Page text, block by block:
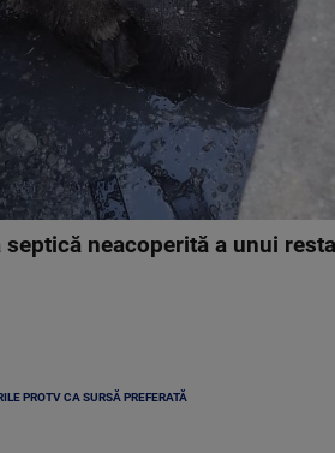
neacoperită a unui
PROTV CA SURSĂ PREFERATĂ